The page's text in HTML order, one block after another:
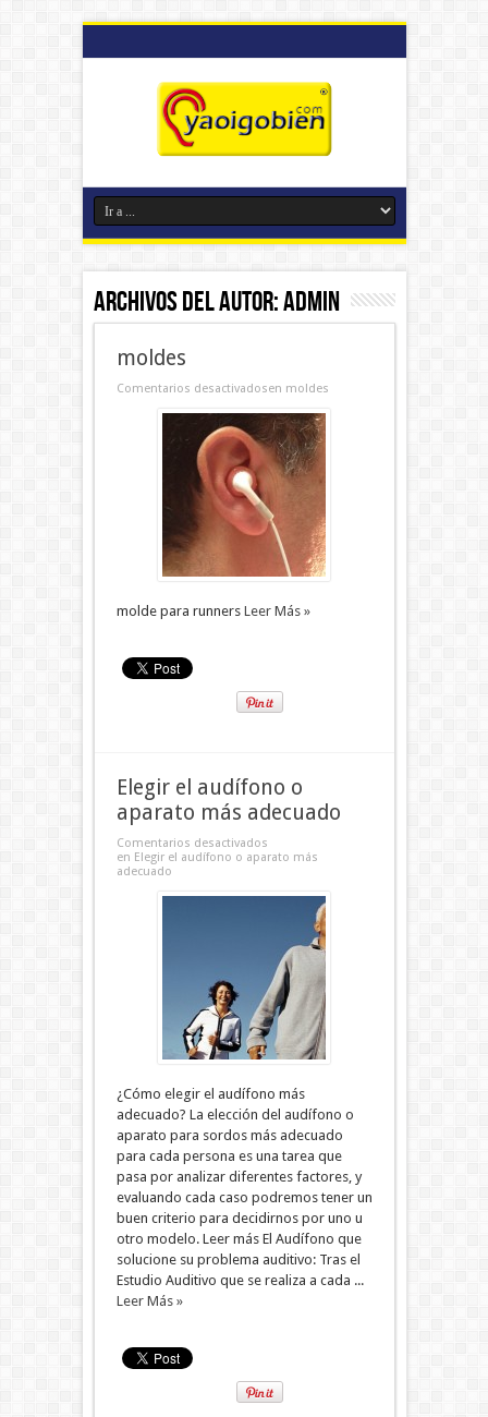
Archivos del Autor: admin
moldes
Comentarios desactivadosen moldes
molde para runners Leer Más »
Elegir el audífono o
aparato más adecuado
Comentarios desactivados
en Elegir el audífono o aparato más
adecuado
¿Cómo elegir el audífono más
adecuado? La elección del audífono o
aparato para sordos más adecuado
para cada persona es una tarea que
pasa por analizar diferentes factores, y
evaluando cada caso podremos tener un
buen criterio para decidirnos por uno u
otro modelo. Leer más El Audífono que
solucione su problema auditivo: Tras el
Estudio Auditivo que se realiza a cada ...
Leer Más »